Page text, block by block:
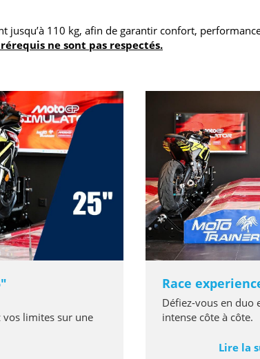
110 kg, afin de garantir confort,
ne sont pas respectés.
limites sur une
Race
Défiez-vous en duo
intense côte à côte.
Lire la